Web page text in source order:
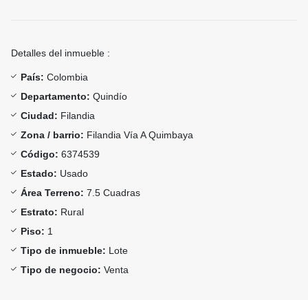
Detalles del inmueble :
País: Colombia
Departamento: Quindío
Ciudad: Filandia
Zona / barrio: Filandia Vía A Quimbaya
Código: 6374539
Estado: Usado
Área Terreno: 7.5 Cuadras
Estrato: Rural
Piso: 1
Tipo de inmueble: Lote
Tipo de negocio: Venta